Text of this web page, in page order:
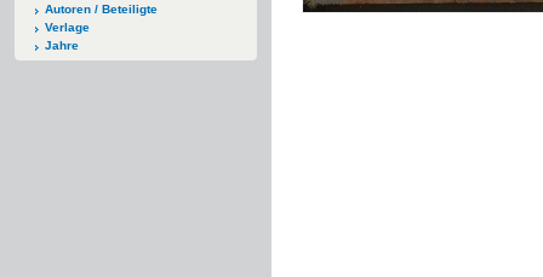
Autoren / Beteiligte
Verlage
Jahre